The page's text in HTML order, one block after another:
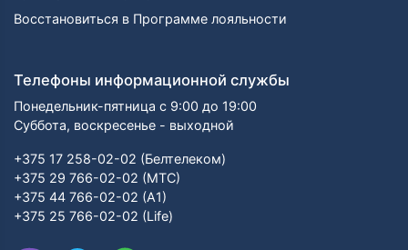
Восстановиться в Программе лояльности
Телефоны информационной службы
Понедельник-пятница с 9:00 до 19:00
Суббота, воскресенье - выходной
+375 17 258-02-02 (Белтелеком)
+375 29 766-02-02 (МТС)
+375 44 766-02-02 (А1)
+375 25 766-02-02 (Life)